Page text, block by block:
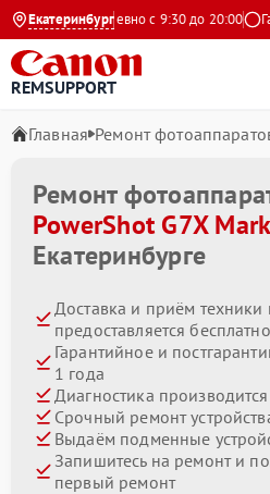
Екатеринбург
Ежедневно с 9:30 до 20:00
REMSUPPORT
Главная Ремонт
Ремонт
PowerShot G7X
Екатеринбурге
Доставка и приём техники
предоставляется бесплатно
Гарантийное и
1 года
Диагностика
Срочный ремонт
Выдаём подменные
Запишитесь на ремонт и
первый ремонт